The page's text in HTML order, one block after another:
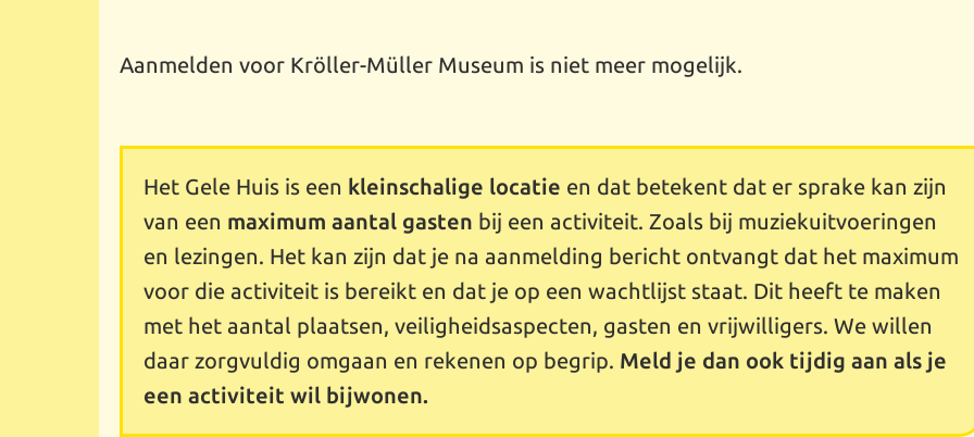
Aanmelden voor Kröller-Müller Museum is niet meer mogelijk.
Het Gele Huis is een kleinschalige locatie en dat betekent dat er sprake kan zijn
van een maximum aantal gasten bij een activiteit. Zoals bij muziekuitvoeringen
en lezingen. Het kan zijn dat je na aanmelding bericht ontvangt dat het maximum
voor die activiteit is bereikt en dat je op een wachtlijst staat. Dit heeft te maken
met het aantal plaatsen, veiligheidsaspecten, gasten en vrijwilligers. We willen
daar zorgvuldig omgaan en rekenen op begrip. Meld je dan ook tijdig aan als je
een activiteit wil bijwonen.